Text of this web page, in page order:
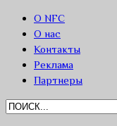
О NFC
О нас
Контакты
Реклама
Партнеры